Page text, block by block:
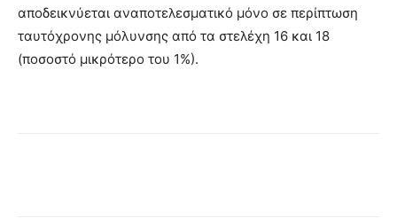
αποδεικνύεται αναποτελεσματικό μόνο σε περίπτωση
ταυτόχρονης μόλυνσης από τα στελέχη 16 και 18
(ποσοστό μικρότερο του 1%).